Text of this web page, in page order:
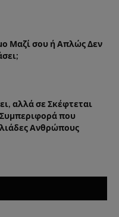
Μαζί σου ή Απλώς Δεν
αλλά σε Σκέφτεται
που
Ανθρώπους